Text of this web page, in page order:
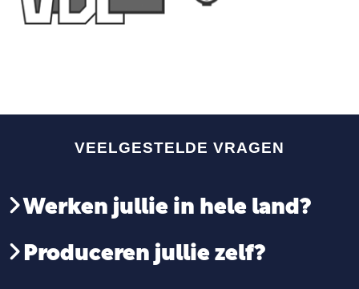
VEELGESTELDE VRAGEN
Werken jullie in hele land?
Produceren jullie zelf?